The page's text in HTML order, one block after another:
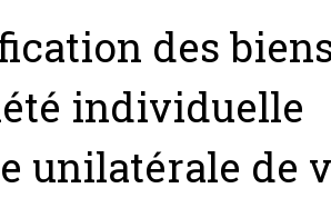
des
individuelle
unilatérale de